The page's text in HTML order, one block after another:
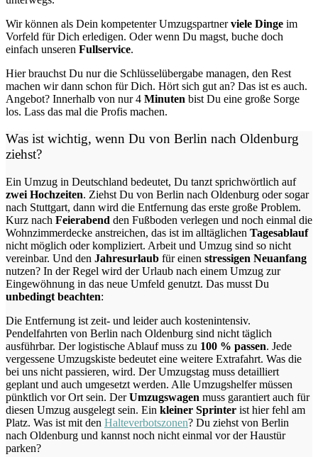
Wir können als Dein kompetenter Umzugspartnerviele Dinge im
Vorfeld für Dich erledigen. Oder wenn Du magst, buche doch
einfach unseren Fullservice.
Hier brauchst Du nur die Schlüsselübergabe managen, den Rest
machen wir dann schon für Dich. Hört sich gut an? Das ist es auch.
Angebot? Innerhalb von nur 4 Minuten bist Du eine große Sorge
los. Lass das mal die Profis machen.
Was ist wichtig, wenn Du von Berlin nach Oldenburg
ziehst?
Ein Umzug in Deutschland bedeutet, Du tanzt sprichwörtlich auf
zwei Hochzeiten. Ziehst Du von Berlin nach Oldenburg oder sogar
nach Stuttgart, dann wird die Entfernung das erste große Problem.
Kurz nach Feierabend den Fußboden verlegen und noch einmal die
Wohnzimmerdecke anstreichen, das ist im alltäglichen Tagesablauf
nicht möglich oder kompliziert. Arbeit und Umzug sind so nicht
vereinbar. Und den Jahresurlaub für einen stressigen Neuanfang
nutzen? In der Regel wird der Urlaub nach einem Umzug zur
Eingewöhnung in das neue Umfeld genutzt. Das musst Du
unbedingt beachten:
Die Entfernung ist zeit- und leider auch kostenintensiv.
Pendelfahrten von Berlin nach Oldenburg sind nicht täglich
ausführbar. Der logistische Ablauf muss zu 100 % passen. Jede
vergessene Umzugskiste bedeutet eine weitere Extrafahrt. Was die
bei uns nicht passieren, wird. Der Umzugstag muss detailliert
geplant und auch umgesetzt werden. Alle Umzugshelfer müssen
pünktlich vor Ort sein. DerUmzugswagen muss garantiert auch für
diesen Umzug ausgelegt sein. Ein kleiner Sprinter ist hier fehl am
Platz. Was ist mit den Halteverbotszonen? Du ziehst von Berlin
nach Oldenburg und kannst noch nicht einmal vor der Haustür
parken?